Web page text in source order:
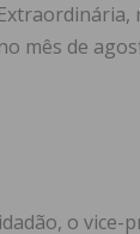
mês de
o vice-